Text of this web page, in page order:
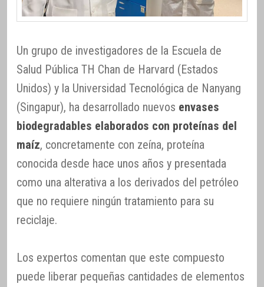
Un grupo de investigadores de la Escuela de
Salud Pública TH Chan de Harvard (Estados
Unidos) y la Universidad Tecnológica de Nanyang
(Singapur), ha desarrollado nuevos envases
biodegradables elaborados con proteínas del
maíz, concretamente con zeína, proteína
conocida desde hace unos años y presentada
como una alterativa a los derivados del petróleo
que no requiere ningún tratamiento para su
reciclaje.
Los expertos comentan que este compuesto
puede liberar pequeñas cantidades de elementos